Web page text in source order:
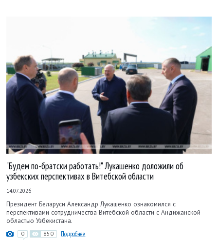
"Будем по-братски работать!" Лукашенко доложили об
узбекских перспективах в Витебской области
14.07.2026
Президент Беларуси Александр Лукашенко ознакомился с
перспективами сотрудничества Витебской области с Андижанской
областью Узбекистана.
0 850 Подробнее